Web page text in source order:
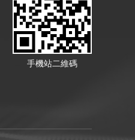
手機站二維碼